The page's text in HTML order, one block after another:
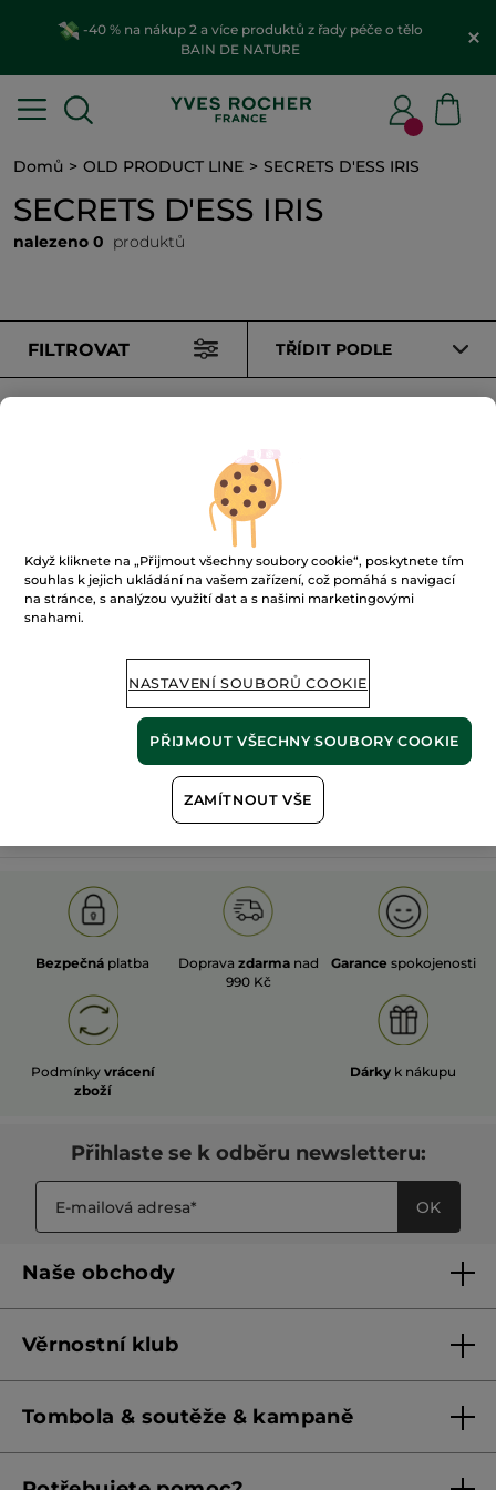
-40 % na nákup 2 a více produktů z řady péče o tělo
BAIN DE NATURE
Domů OLD PRODUCT LINE SECRETS D'ESS IRIS
SECRETS D'ESS IRIS
nalezeno 0 produktů
FILTROVAT TŘÍDIT PODLE
Zobrazit více
OLD PRODUCT LINE LES DEODORANTS NAT.
Bezpečná platba Doprava zdarma nad
990 Kč
Garance spokojenosti
Podmínky vrácení
zboží
Dárky k nákupu
Přihlaste se k odběru newsletteru:
OK
Naše obchody
Franšízing
Věrnostní klub
Pravidla věrnostního klubu od 1. 6. 2026
Tombola & soutěže & kampaně
Když kliknete na „Přijmout všechny soubory cookie“, poskytnete tím
souhlas k jejich ukládání na vašem zařízení, což pomáhá s navigací
na stránce, s analýzou využití dat a s našimi marketingovými
snahami.
NASTAVENÍ SOUBORŮ COOKIE
ZAMÍTNOUT VŠE
PŘIJMOUT VŠECHNY SOUBORY COOKIE